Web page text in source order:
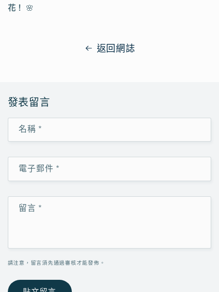
花！
🌸
返回網誌
發表留言
名稱 *
電子郵件 *
留言 *
請注意，留言須先通過審核才能發佈。